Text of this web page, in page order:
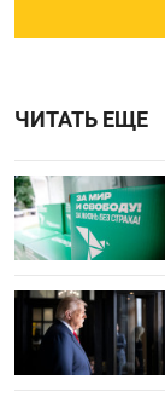
ЧИТАТЬ ЕЩЕ